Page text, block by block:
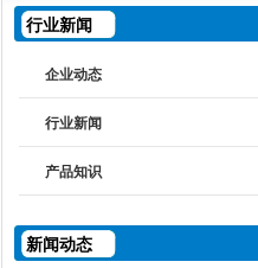
行业新闻
企业动态
行业新闻
产品知识
新闻动态